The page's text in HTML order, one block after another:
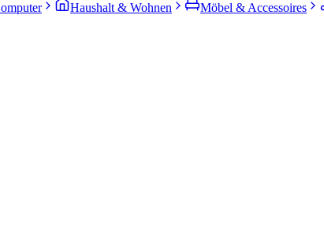
Haushalt & Wohnen Möbel & Accessoires